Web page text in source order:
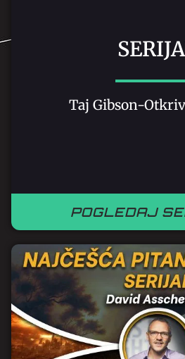
Taj Gibson-
POGLEDAJ